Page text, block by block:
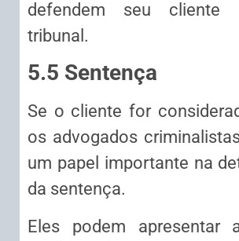
defendem seu cliente
tribunal.
5.5 Sentença
Se o cliente for
os advogados
um papel importante na
da sentença.
Eles podem apresentar